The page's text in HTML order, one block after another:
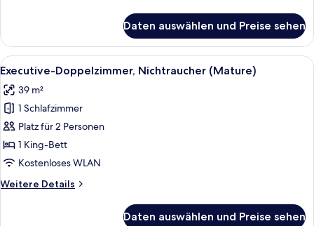
Doppelzimmer,
Nichtraucher
(Casual)
Daten auswählen und Preise sehen
Alle
Fotos
für
Executive-
Doppelzimmer,
Nichtraucher
(Mature)
Ein modernes Hotelzimmer mit Bett,
6
Executive-Doppelzimmer, Nichtraucher (Mature)
39 m²
1 Schlafzimmer
Platz für 2 Personen
1 King-Bett
Kostenloses WLAN
Weitere Details
Weitere
Daten auswählen und Preise sehen